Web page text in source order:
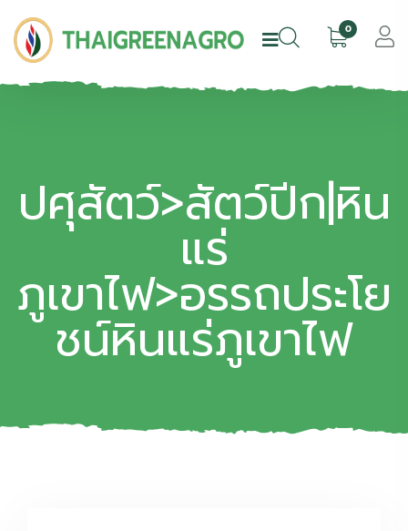
0
ปศุสัตว์>สัตว์ปีก|หิน
แร่
ภูเขาไฟ>อรรถประโย
ชน์หินแร่ภูเขาไฟ